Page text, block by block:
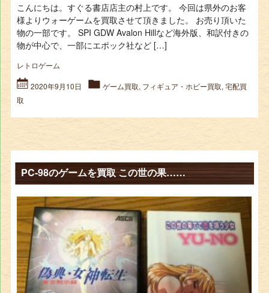
こんにちは。すぐる書店店主の村上です。 今回は県外のお客
様よりウォーゲームを買取させて頂きました。 お売り頂いた
物の一部です。 SPI GDW Avalon Hillなど海外版、和訳付きの
物が中心で、一部にエポック社など […]
レトロゲーム
2020年9月10日 ゲーム買取 フィギュア・ホビー買取 ,宅配買
取
PC-98のゲームを買取 この世の果……